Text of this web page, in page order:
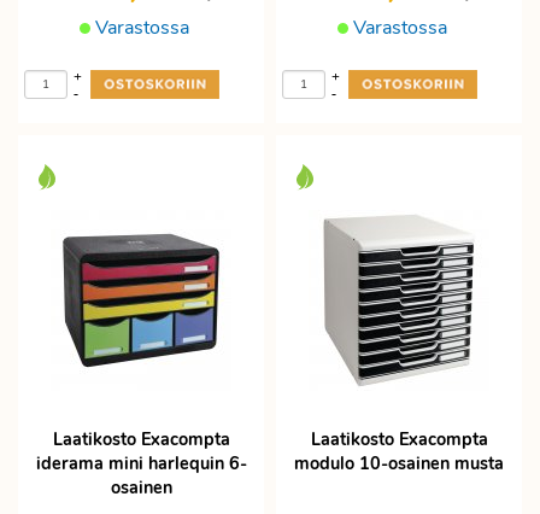
Varastossa
-
+
Varastossa
-
+
Laatikosto Exacompta
iderama mini harlequin 6-
osainen
Laatikosto Exacompta
modulo 10-osainen musta